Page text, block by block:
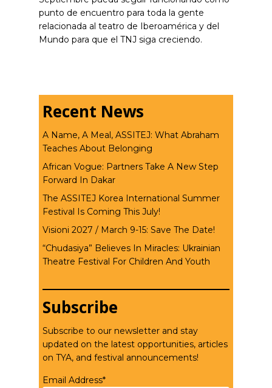
punto de encuentro para toda la gente
relacionada al teatro de Iberoamérica y del
Mundo para que el TNJ siga creciendo.
Recent News
A Name, A Meal, ASSITEJ: What Abraham
Teaches About Belonging
African Vogue: Partners Take A New Step
Forward In Dakar
The ASSITEJ Korea International Summer
Festival Is Coming This July!
Visioni 2027 / March 9-15: Save The Date!
“Chudasiya” Believes In Miracles: Ukrainian
Theatre Festival For Children And Youth
Subscribe
Subscribe to our newsletter and stay
updated on the latest opportunities, articles
on TYA, and festival announcements!
Email Address*